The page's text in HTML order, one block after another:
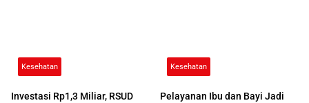
Kesehatan
Investasi Rp1,3 Miliar, RSUD
Kesehatan
Pelayanan Ibu dan Bayi Jadi